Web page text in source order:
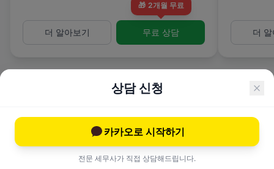
더 알아보기
🎁 2개월 무료
무료 상담 더
전문 컨설팅 서비스
상담 신청
카카오로 시작하기
전문 세무사가 직접 상담해드립니다.